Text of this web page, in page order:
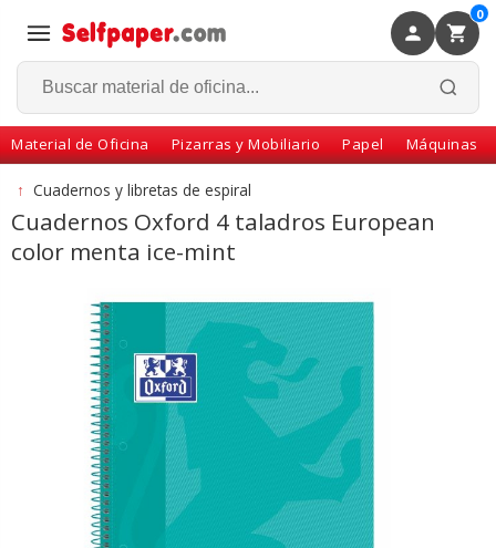
0
Material de Oficina Pizarras y Mobiliario Papel Máquinas
Volver
↑ Cuadernos y libretas de espiral
Cuadernos Oxford 4 taladros European
color menta ice-mint